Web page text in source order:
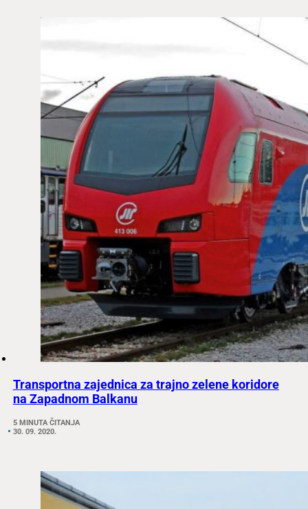
Transportna zajednica za trajno zelene koridore
na Zapadnom Balkanu
5 MINUTA ČITANJA
30. 09. 2020.